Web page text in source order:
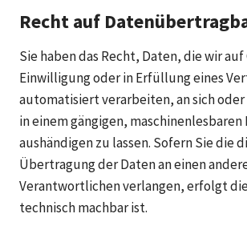
Recht auf
Sie haben das Recht, Daten, die wir
Einwilligung oder in Erfüllung eines
automatisiert verarbeiten, an sich
in einem gängigen, maschinenlesbaren
aushändigen zu lassen. Sofern Sie die
Übertragung der Daten an einen
Verantwortlichen verlangen, erfolgt
technisch machbar ist.